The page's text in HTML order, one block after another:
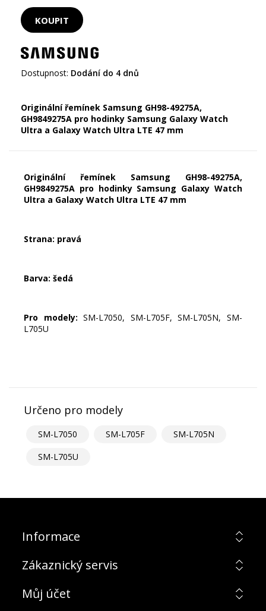
Dostupnost: Dodání do 4 dnů
Originální řemínek Samsung GH98-49275A,
GH9849275A pro hodinky Samsung Galaxy Watch
Ultra a Galaxy Watch Ultra LTE 47 mm
Originální řemínek Samsung GH98-49275A,
GH9849275A pro hodinky Samsung Galaxy Watch
Ultra a Galaxy Watch Ultra LTE 47 mm
Strana: pravá
Barva: šedá
Pro modely: SM-L7050, SM-L705F, SM-L705N, SM-
L705U
Určeno pro modely
SM-L7050 SM-L705F
SM-L705N
SM-L705U
Informace
Zákaznický servis
Můj účet